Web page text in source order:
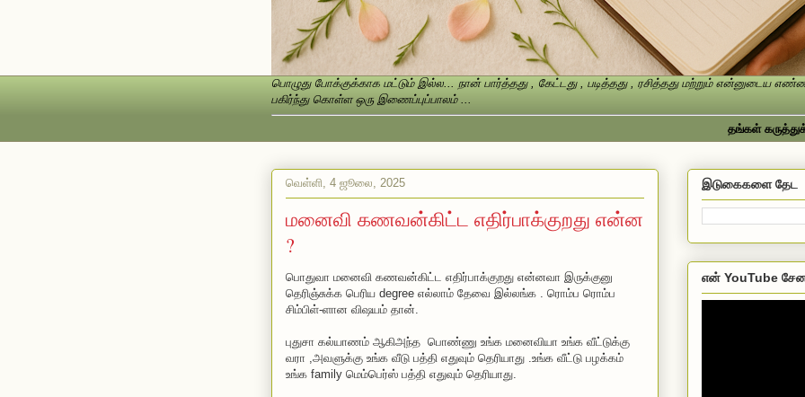
பொழுது போக்குக்காக மட்டும் இல்ல... நான் பார்த்தது , கேட்டது , படித்தது , ரசித்தது மற்றும் என்னுடைய
பகிர்ந்து கொள்ள ஒரு இணைப்புப்பாலம் ...
தங்கள் கருத்துக்களை
வெள்ளி, 4 ஜூலை, 2025
மனைவி கணவன்கிட்ட எதிர்பாக்குறது என்ன
?
பொதுவா மனைவி கணவன்கிட்ட எதிர்பாக்குறது என்னவா இருக்குனு
தெரிஞ்சுக்க பெரிய degree எல்லாம் தேவை இல்லங்க . ரொம்ப ரொம்ப
சிம்பிள்-ளான விஷயம் தான்.
புதுசா கல்யாணம் ஆகிஅந்த பொண்ணு உங்க மனைவியா உங்க வீட்டுக்கு
வரா ,அவளுக்கு உங்க வீடு பத்தி எதுவும் தெரியாது .உங்க வீட்டு பழக்கம்
உங்க family மெம்பெர்ஸ் பத்தி எதுவும் தெரியாது.
இடுகைகளை தேட
என் YouTube